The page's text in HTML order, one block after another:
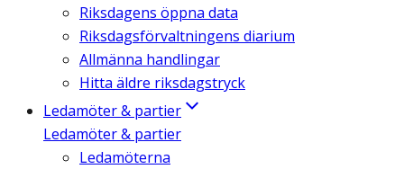
Riksdagens öppna data
Riksdagsförvaltningens diarium
Allmänna handlingar
Hitta äldre riksdagstryck
Ledamöter & partier
Ledamöter & partier
Ledamöterna